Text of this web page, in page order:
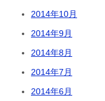
2014年10月
2014年9月
2014年8月
2014年7月
2014年6月